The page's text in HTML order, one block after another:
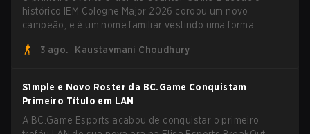
histórico IEM Cologne Major 2026 coroou um novo
campeão, e é um nome familiar vestindo uma forma
shuffles, avançou pela Team Spirit em uma série
3 ago. Kaustavmani Choudhury
S1mple e Novo Roster da BC.Game Conquistam
Primeiro Título em LAN
A BC.Game Esports acabou de conquistar o primeiro